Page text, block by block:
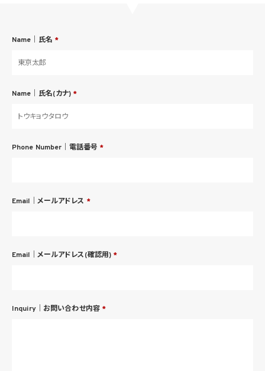
Name｜氏名 *
Name｜氏名(カナ) *
Phone Number｜電話番号 *
Email｜メールアドレス *
Email｜メールアドレス(確認用) *
Inquiry｜お問い合わせ内容 *